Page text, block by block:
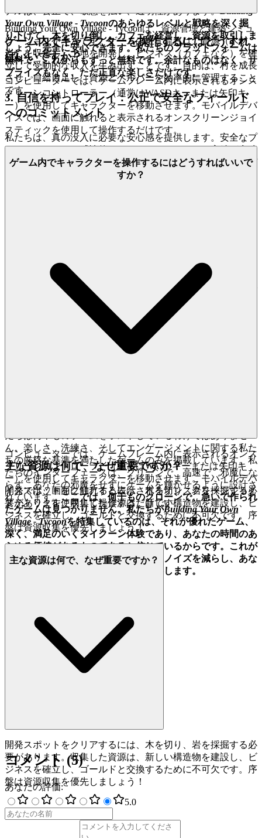
デルは、公正で、敬意を払い、透明性があります。Building
Your Own Village - Tycoonのあらゆるレベルと戦略を深く掘
り下げて、木を切り倒し、カフェを経営し、資源を取引しま
しょう。完全に安心できます。私たちのプラットフォームは
無料で、これからもずっと無料です。余計なものはなく、サ
プライズもなく、ただ正直な楽しさだけです。
3. 自信を持ってプレイ：公正で安全なフィールド
へのコミットメント
私たちは、真の没入に必要な安心感を提供します。安全なプ
ラットフォームの感情的なメリットは、あなたの実績が意味
のあるものであり、公正な環境で獲得され、あなたの個人デ
ータが神聖であるという知識です。私たちはあなたのプライ
自分の村を成長させる静かな満足感を楽しんだりしてくださ
い。セキュリティの脆弱性のテストではなく、スキルと時間
の真のテストであることを知って。私たちが安全で公正な遊
び場を構築するので、あなたは自分のレガシーを築くことに
4. プレイヤーへの敬意：厳選された、品質重視の
たちは何千ものゲームをホストしているわけではありませ
ん。楽しさ、洗練さ、そしてエンゲージメントに関する私た
ちの厳格な基準を満たしたゲームのみを掲載しています。私
たちのインターフェースは、クリーンで、高速で、邪魔にな
らず、あなたの邪魔をせずにゲームを輝かせるように設計さ
れています。ここでは、何千ものクローンで、急いで作られ
たゲームは見つかりません。私たちがBuilding Your Own
Village - Tycoonを特集しているのは、それが優れたゲーム、
深く、満足のいくタイクーン体験であり、あなたの時間のあ
らゆる価値があるものであると信じているからです。これが
私たちのキュレーションの約束です。ノイズを減らし、あな
たがふさわしい品質をさらに多く提供します。
Building Your Own Village - Tycoonは、資源管理と建築シミュ
レーションゲームです。ゲームの主な流れは、資源（木材、
岩）を収集し、土地を開発し、ビジネス（カフェなど）を確
立して受動的な収入を生み出すことです。目的は、村を成長
させ、自給自足し、資源とヘルパーを効率的に管理すること
です。
ゲーム内でキャラクターを操作するにはどうすれ
ばいいですか？
コンピューターでは、ゲームフレーム内に表示されるオンス
クリーンコントローラー（通常はWASDキーまたは矢印キ
ー）を使用してキャラクターを移動させます。モバイルデバ
イスでは、画面に触れると表示されるオンスクリーンジョイ
スティックを使用して操作するだけです。
ゲーム内でキャラクターを操作するにはどうすればいいで
すか？
コンピューターでは、ゲームフレーム内に表示されるオンス
クリーンコントローラー（通常はWASDキーまたは矢印キ
ー）を使用してキャラクターを移動させます。モバイルデバ
イスでは、画面に触れると表示されるオンスクリーンジョイ
スティックを使用して操作するだけです。
主な資源は何で、なぜ重要ですか？
開発スポットをクリアするには、木を切り、岩を採掘する必
要があります。収集した資源は、新しい構造物を建設し、ビ
ジネスを確立し、ゴールドと交換するために不可欠です。序
盤は資源収集を優先しましょう！
主な資源は何で、なぜ重要ですか？
開発スポットをクリアするには、木を切り、岩を採掘する必
要があります。収集した資源は、新しい構造物を建設し、ビ
ジネスを確立し、ゴールドと交換するために不可欠です。序
盤は資源収集を優先しましょう！
コメント(5)
あなたの評価:
5.0